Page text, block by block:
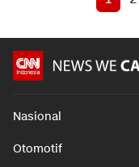
Nasional
Otomotif